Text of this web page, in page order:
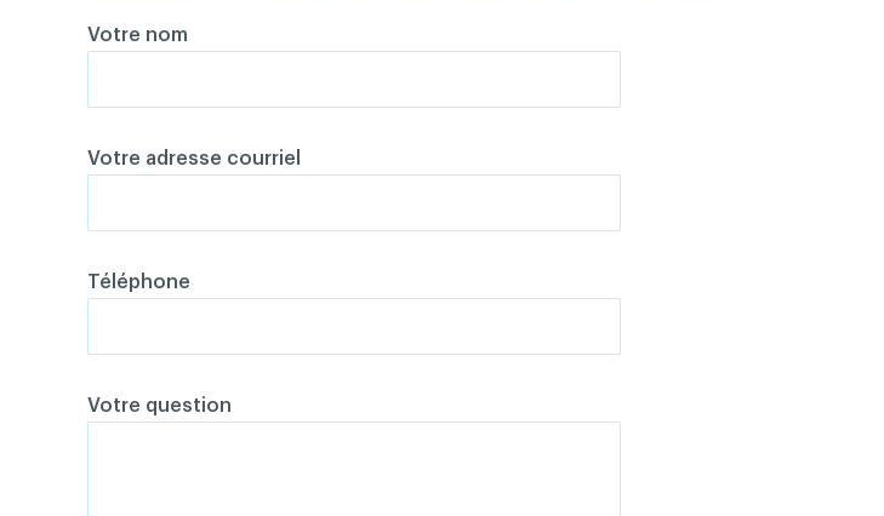
Votre nom
Votre adresse courriel
Téléphone
Votre question